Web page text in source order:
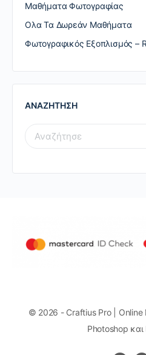
Μαθήματα Φωτογραφίας
Ολα Τα Δωρεάν Μαθήματα
Φωτογραφικός Εξοπλισμός –
ΑΝΑΖΗΤΗΣΗ
SEARCH
FOR:
© 2026 - Craftius Pro |
Photoshop